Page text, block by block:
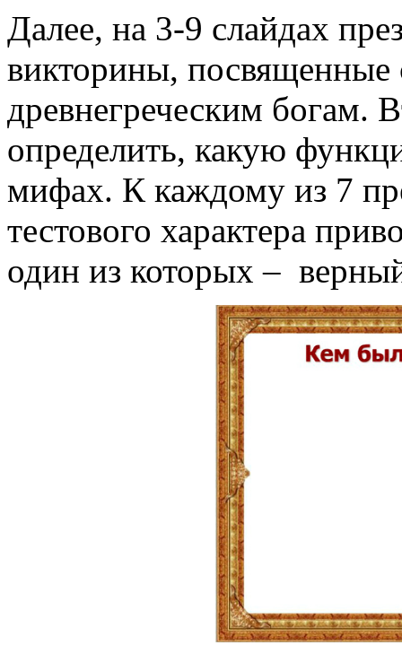
Далее, на 3-9 слайдах
викторины,
древнегреческим богам.
определить, какую
мифах. К каждому из 7
тестового характера
один из которых –